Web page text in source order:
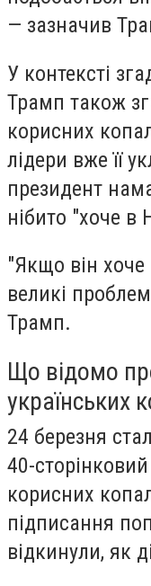
— зазначив
У контексті
Трамп також
корисних
лідери вже її
президент
нібито "хоче в
"Якщо він хоче
великі
Трамп.
Що відомо
українських
24 березня
40-
корисних
підписання
відкинули, як